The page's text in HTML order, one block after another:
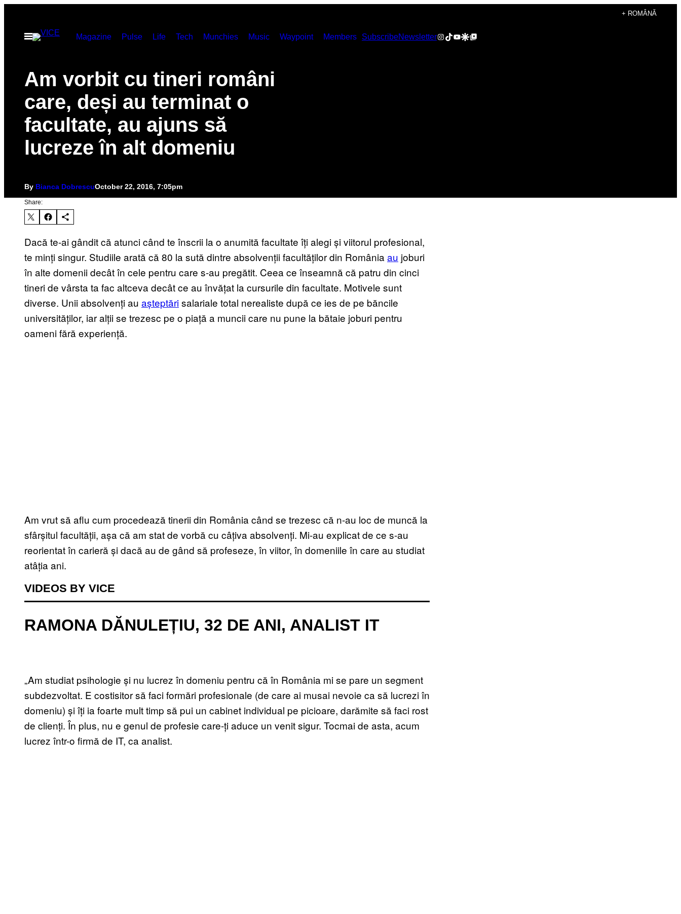
content
+ ROMÂNĂ
Open
Menu
Magazine Pulse Life Tech Munchies Music Waypoint Members SubscribeNewsletterInstagram
TikTok
YouTube
Google Discover
Google Top Posts
Am vorbit cu tineri români
care, deși au terminat o
facultate, au ajuns să
lucreze în alt domeniu
By Bianca DobrescuOctober 22, 2016, 7:05pm
Share:
Dacă te-ai gândit că atunci când te înscrii la o anumită facultate îți alegi și viitorul profesional,
te minți singur. Studiile arată că 80 la sută dintre absolvenții facultăților din România au joburi
în alte domenii decât în cele pentru care s-au pregătit. Ceea ce înseamnă că patru din cinci
tineri de vârsta ta fac altceva decât ce au învățat la cursurile din facultate. Motivele sunt
diverse. Unii absolvenți au așteptărisalariale total nerealiste după ce ies de pe băncile
universităților, iar alții se trezesc pe o piață a muncii care nu pune la bătaie joburi pentru
oameni fără experiență.
Am vrut să aflu cum procedează tinerii din România când se trezesc că n-au loc de muncă la
sfârșitul facultății, așa că am stat de vorbă cu câțiva absolvenți. Mi-au explicat de ce s-au
reorientat în carieră și dacă au de gând să profeseze, în viitor, în domeniile în care au studiat
atâția ani.
VIDEOS BY VICE
RAMONA DĂNULEȚIU, 32 DE ANI, ANALIST IT
„Am studiat psihologie și nu lucrez în domeniu pentru că în România mi se pare un segment
subdezvoltat. E costisitor să faci formări profesionale (de care ai musai nevoie ca să lucrezi în
domeniu) și îți ia foarte mult timp să pui un cabinet individual pe picioare, darămite să faci rost
de clienți. În plus, nu e genul de profesie care-ți aduce un venit sigur. Tocmai de asta, acum
lucrez într-o firmă de IT, ca analist.